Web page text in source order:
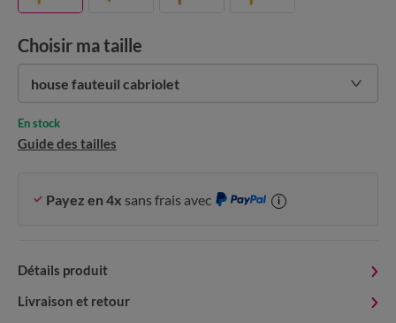
Choisir ma taille
house fauteuil cabriolet
Guide des tailles
En stock
Payez en 4x sans frais avec i
Détails produit
Livraison et retour